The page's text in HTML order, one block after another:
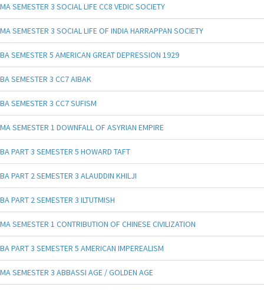
MA SEMESTER 3 SOCIAL LIFE CC8 VEDIC SOCIETY
MA SEMESTER 3 SOCIAL LIFE OF INDIA HARRAPPAN SOCIETY
BA SEMESTER 5 AMERICAN GREAT DEPRESSION 1929
BA SEMESTER 3 CC7 AIBAK
BA SEMESTER 3 CC7 SUFISM
MA SEMESTER 1 DOWNFALL OF ASYRIAN EMPIRE
BA PART 3 SEMESTER 5 HOWARD TAFT
BA PART 2 SEMESTER 3 ALAUDDIN KHILJI
BA PART 2 SEMESTER 3 ILTUTMISH
MA SEMESTER 1 CONTRIBUTION OF CHINESE CIVILIZATION
BA PART 3 SEMESTER 5 AMERICAN IMPEREALISM
MA SEMESTER 3 ABBASSI AGE / GOLDEN AGE